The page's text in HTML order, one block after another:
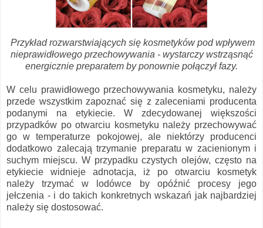
Przykład rozwarstwiających się kosmetyków pod wpływem
nieprawidłowego przechowywania - wystarczy wstrząsnąć
energicznie preparatem by ponownie połączył fazy.
W celu prawidłowego przechowywania kosmetyku, należy
przede wszystkim zapoznać się z zaleceniami producenta
podanymi na etykiecie. W zdecydowanej większości
przypadków po otwarciu kosmetyku należy przechowywać
go w temperaturze pokojowej, ale niektórzy producenci
dodatkowo zalecają trzymanie preparatu w zacienionym i
suchym miejscu. W przypadku czystych olejów, często na
etykiecie widnieje adnotacja, iż po otwarciu kosmetyk
należy trzymać w lodówce by opóźnić procesy jego
jełczenia - i do takich konkretnych wskazań jak najbardziej
należy się dostosować.